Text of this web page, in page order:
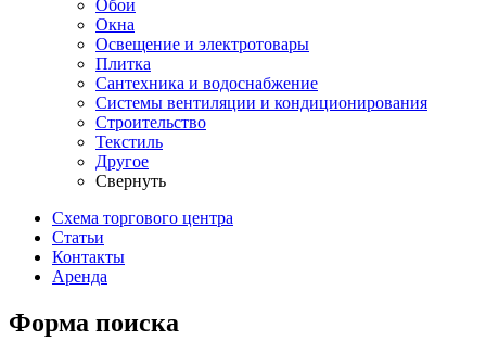
Обои
Окна
Освещение и электротовары
Плитка
Сантехника и водоснабжение
Системы вентиляции и кондиционирования
Строительство
Текстиль
Другое
Свернуть
Схема торгового центра
Статьи
Контакты
Аренда
Форма поиска